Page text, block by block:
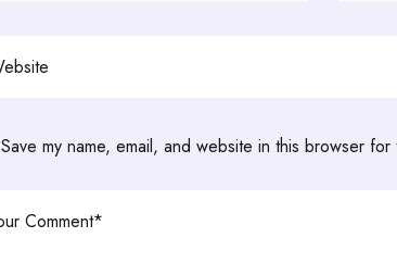
Save my name, email, and website in this browser